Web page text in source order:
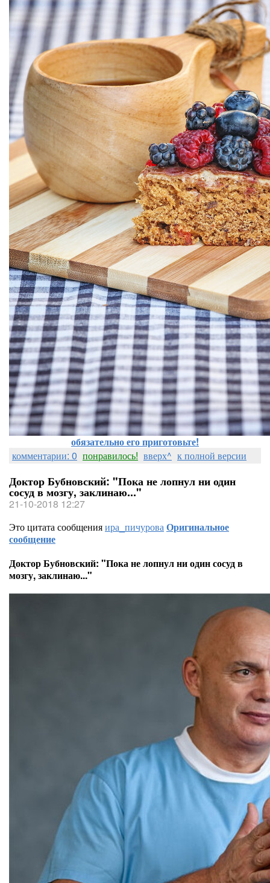
обязательно его приготовьте!
комментарии: 0 понравилось! вверх^ к полной версии
Доктор Бубновский: "Пока не лопнул ни один
сосуд в мозгу, заклинаю..."
21-10-2018 12:27
Это цитата сообщенияира_пичуроваОригинальное
сообщение
Доктор Бубновский: "Пока не лопнул ни один сосуд в
мозгу, заклинаю..."